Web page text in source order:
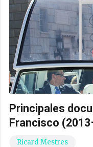
Principales
Francisco
Ricard Mestres